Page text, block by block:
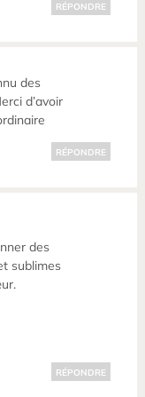
RÉPONDRE
des
d’avoir
RÉPONDRE
des
sublimes
RÉPONDRE